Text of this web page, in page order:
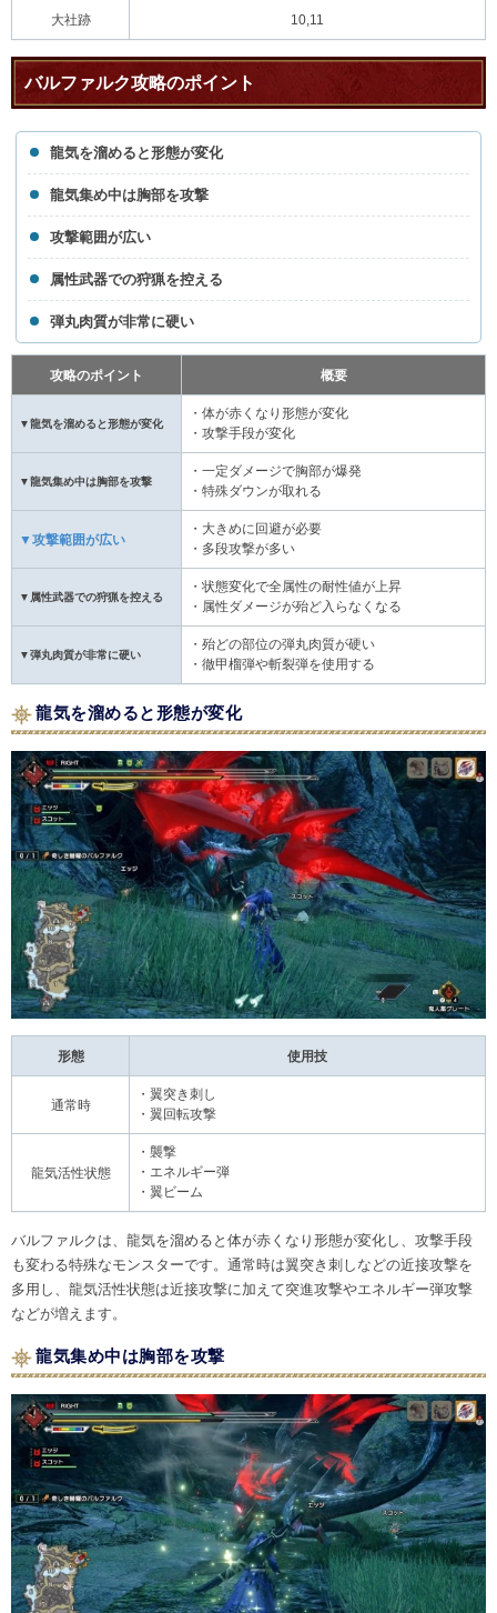
大社跡 10,11
バルファルク攻略のポイント
龍気を溜めると形態が変化
龍気集め中は胸部を攻撃
攻撃範囲が広い
属性武器での狩猟を控える
弾丸肉質が非常に硬い
攻略のポイント 概要
▼龍気を溜めると形態が変化
・体が赤くなり形態が変化
・攻撃手段が変化
▼龍気集め中は胸部を攻撃
・一定ダメージで胸部が爆発
・特殊ダウンが取れる
▼攻撃範囲が広い
・大きめに回避が必要
・多段攻撃が多い
▼属性武器での狩猟を控える
・状態変化で全属性の耐性値が上昇
・属性ダメージが殆ど入らなくなる
▼弾丸肉質が非常に硬い
・殆どの部位の弾丸肉質が硬い
・徹甲榴弾や斬裂弾を使用する
龍気を溜めると形態が変化
形態 使用技
通常時
・翼突き刺し
・翼回転攻撃
龍気活性状態
・襲撃
・エネルギー弾
・翼ビーム
バルファルクは、龍気を溜めると体が赤くなり形態が変化し、攻撃手段
も変わる特殊なモンスターです。通常時は翼突き刺しなどの近接攻撃を
多用し、龍気活性状態は近接攻撃に加えて突進攻撃やエネルギー弾攻撃
などが増えます。
龍気集め中は胸部を攻撃